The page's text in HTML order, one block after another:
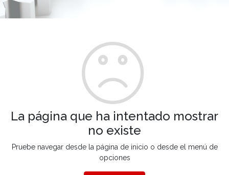
La página que ha intentado mostrar
no existe
Pruebe navegar desde la página de inicio o desde el menú de
opciones